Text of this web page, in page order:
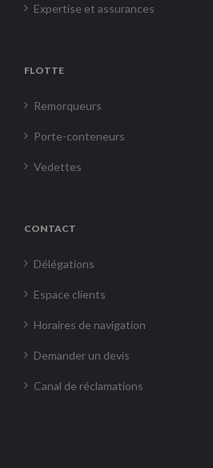
Expertise et assurances
FLOTTE
Remorqueurs
Porte-conteneurs
Vedettes
CONTACT
Délégations
Espace clients
Horaires de navigation
Demander un devis
Canal de réclamations